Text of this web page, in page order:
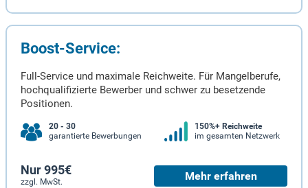
Boost-Service:
Full-Service und maximale Reichweite. Für Mangelberufe,
hochqualifizierte Bewerber und schwer zu besetzende
Positionen.
20 - 30
garantierte Bewerbungen
150%+ Reichweite
im gesamten Netzwerk
Nur 995€
zzgl. MwSt. Mehr erfahren